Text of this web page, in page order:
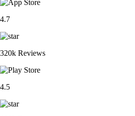
4.7
320k Reviews
4.5